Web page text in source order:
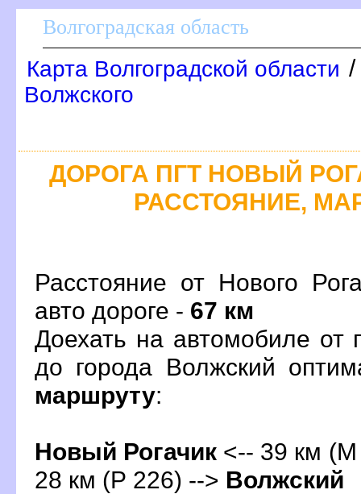
олгоградская область
Карта Волгоградской области /
олжского
ДОРОГА ПГТ НОВЫЙ
РАССТОЯНИЕ,
Расстояние от Нового
авто дороге - 67 км
Доехать на автомобиле от
до города Волжский
маршруту:
Новый Рогачик <-- 39 км
28 км (Р 226) --> олжский